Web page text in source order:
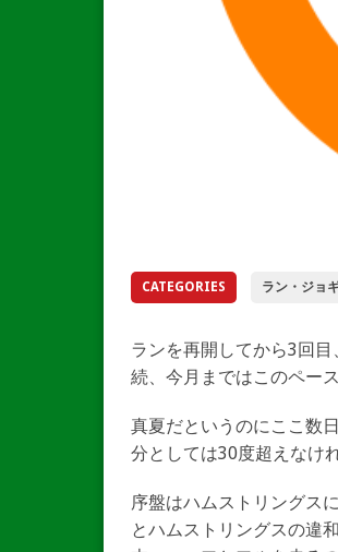
CATEGORIES ラン・ジョ
ランを再開してから3回
続、今月まではこのペー
真夏だというのにここ数
分としては30度超えなけ
序盤はハムストリングス
とハムストリングスの違